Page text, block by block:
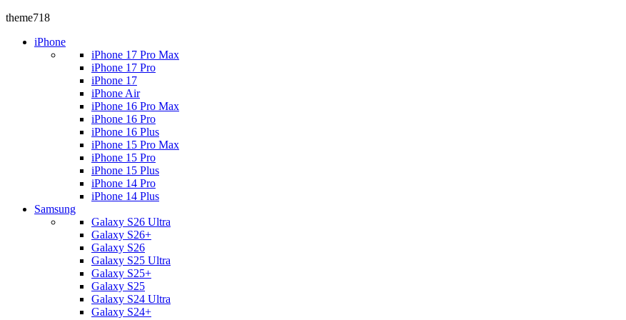
theme718
iPhone
iPhone 17 Pro Max
iPhone 17 Pro
iPhone 17
iPhone Air
iPhone 16 Pro Max
iPhone 16 Pro
iPhone 16 Plus
iPhone 15 Pro Max
iPhone 15 Pro
iPhone 15 Plus
iPhone 14 Pro
iPhone 14 Plus
Samsung
Galaxy S26 Ultra
Galaxy S26+
Galaxy S26
Galaxy S25 Ultra
Galaxy S25+
Galaxy S25
Galaxy S24 Ultra
Galaxy S24+